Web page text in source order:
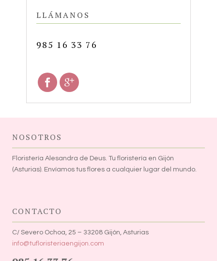
LLÁMANOS
985 16 33 76
NOSOTROS
Floristería Alesandra de Deus. Tu floristería en Gijón
(Asturias). Envíamos tus flores a cualquier lugar del mundo.
CONTACTO
C/ Severo Ochoa, 25 – 33208 Gijón, Asturias
info@tufloristeriaengijon.com
en contactar con nosotros.
SABADOS---------- 10 A 14h - 17 A 20h
DOMINGOS------- 10 A 14h
LLÁMANOS AL 985163376
(la atención será más rápida